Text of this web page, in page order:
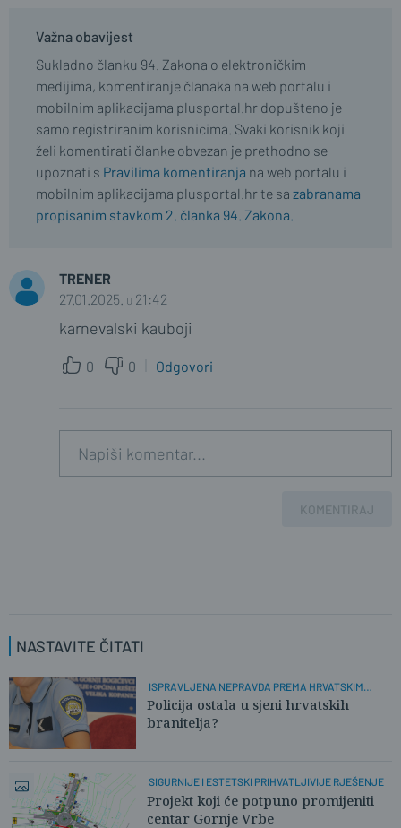
Važna obavijest
Sukladno članku 94. Zakona o elektroničkim
medijima, komentiranje članaka na web portalu i
mobilnim aplikacijama plusportal.hr dopušteno je
samo registriranim korisnicima. Svaki korisnik koji
želi komentirati članke obvezan je prethodno se
upoznati s Pravilima komentiranja na web portalu i
mobilnim aplikacijama plusportal.hr te sa zabranama
propisanim stavkom 2. članka 94. Zakona.
TRENER
27.01.2025. u 21:42
karnevalski kauboji
0 0 Odgovori
KOMENTIRAJ
NASTAVITE ČITATI
ISPRAVLJENA NEPRAVDA PREMA HRVATSKIM
POLICAJCIMA
Policija ostala u sjeni hrvatskih
branitelja?
SIGURNIJE I ESTETSKI PRIHVATLJIVIJE RJEŠENJE
Projekt koji će potpuno promijeniti
centar Gornje Vrbe